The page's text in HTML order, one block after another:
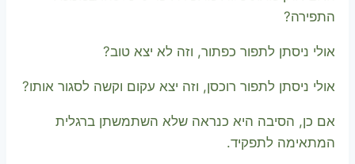
התפירה?
אולי ניסתן לתפור כפתור, וזה לא יצא טוב?
אולי ניסתן לתפור רוכסן, וזה יצא עקום וקשה לסגור אותו?
אם כן, הסיבה היא כנראה שלא השתמשתן ברגלית
המתאימה לתפקיד.